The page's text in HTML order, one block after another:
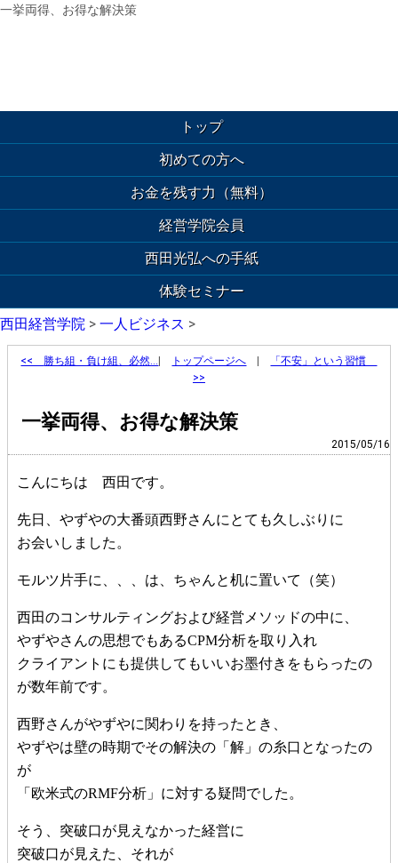
一挙両得、お得な解決策
トップ
初めての方へ
お金を残す力（無料）
経営学院会員
西田光弘への手紙
体験セミナー
西田経営学院 > 一人ビジネス >
<< 勝ち組・負け組、必然… トップページへ
「不安」という習慣
>>
一挙両得、お得な解決策
2015/05/16
こんにちは 西田です。
先日、やずやの大番頭西野さんにとても久しぶりに
お会いしました。
モルツ片手に、、、は、ちゃんと机に置いて（笑）
西田のコンサルティングおよび経営メソッドの中に、
やずやさんの思想でもあるCPM分析を取り入れ
クライアントにも提供してもいいお墨付きをもらったの
が数年前です。
西野さんがやずやに関わりを持ったとき、
やずやは壁の時期でその解決の「解」の糸口となったの
が
「欧米式のRMF分析」に対する疑問でした。
そう、突破口が見えなかった経営に
突破口が見えた、それが